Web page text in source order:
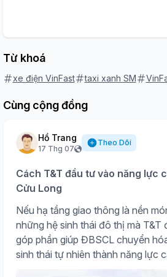
Từ khoá
xe điện VinFast taxi xanh SM
Cùng cộng đồng
Hồ Trang
17 Thg 07
Theo Dõi
Cách T&T đầu tư vào năng lực
Cửu Long
Nếu hạ tầng giao thông là nền
những hệ sinh thái đô thị mà
góp phần giúp ĐBSCL chuyển
sinh thái tự nhiên thành năng lực